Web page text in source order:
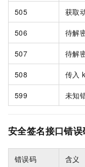
505 获取
506 待解
507 待解
508 传入
599 未知
安全签名接口错误
错误码 含义